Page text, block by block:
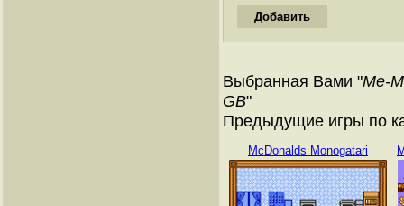
Выбранная Вами "Me-
GB"
Предыдущие игры по
McDonalds Monogatari